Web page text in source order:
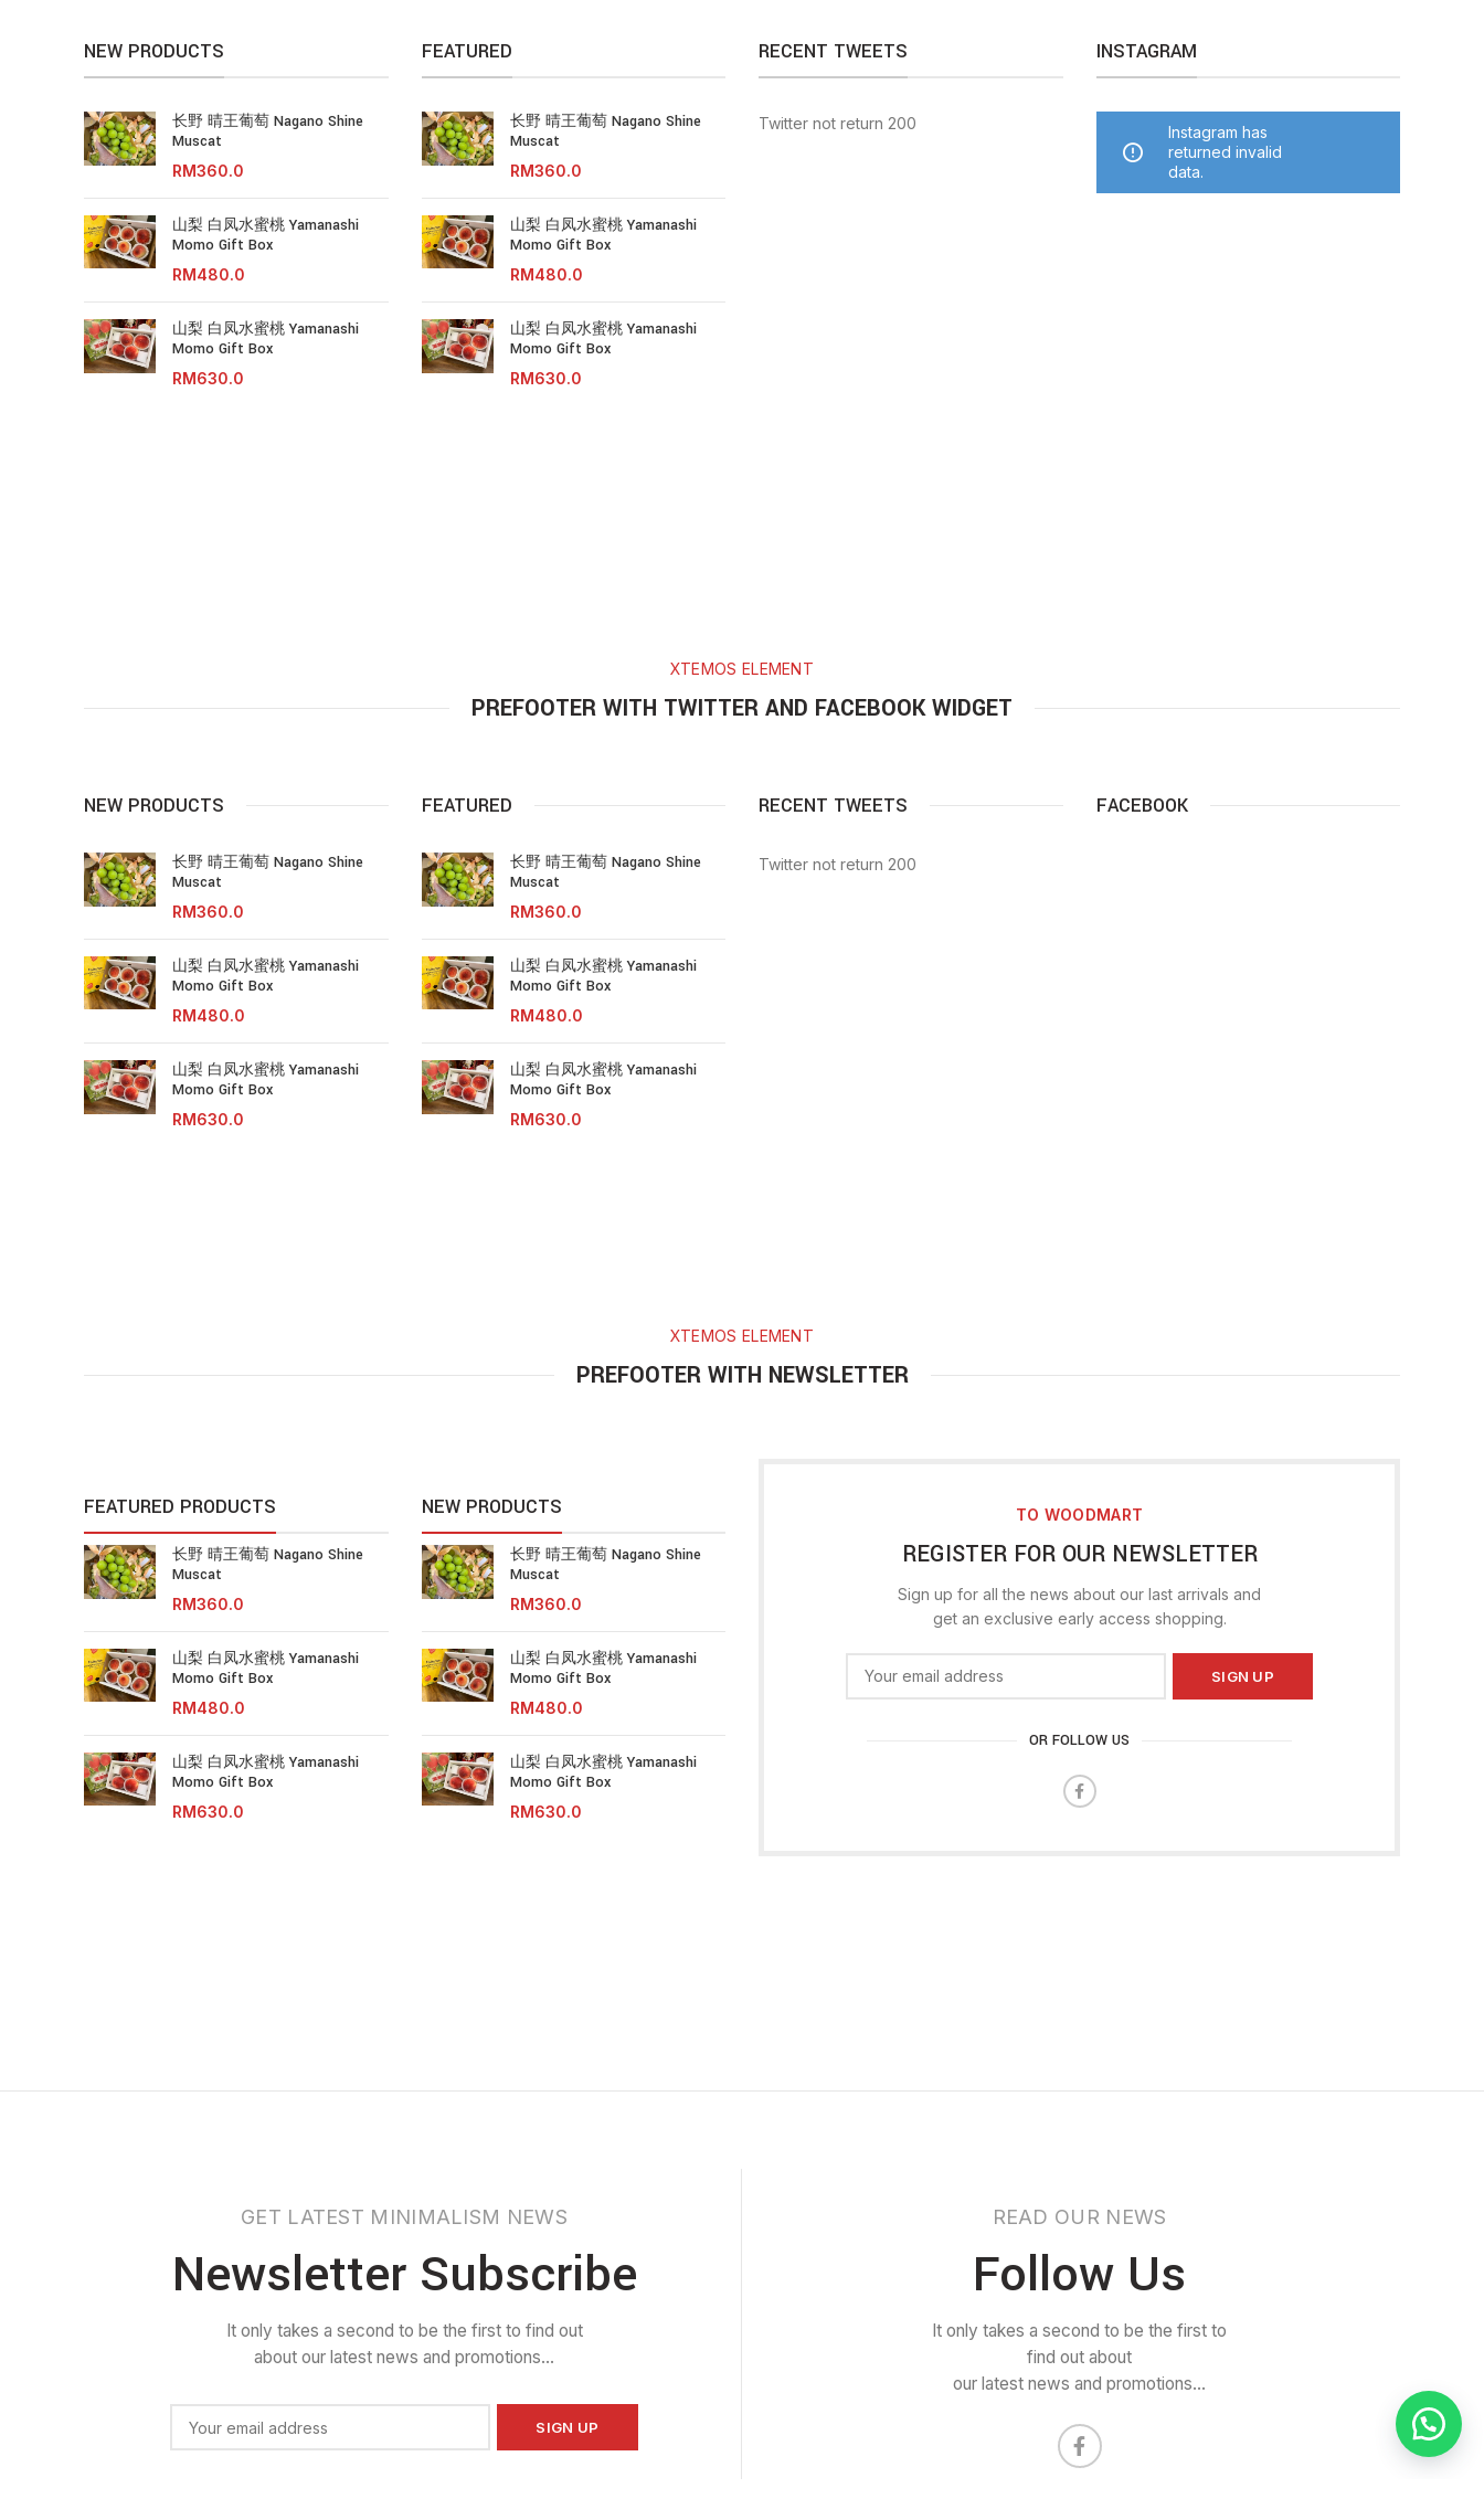
NEW PRODUCTS
长野 晴王葡萄 Nagano Shine
Muscat
RM
山梨 白凤水蜜桃 Yamanashi
Momo Gift Box
RM
山梨 白凤水蜜桃 Yamanashi
Momo Gift Box
RM
FEATURED
长野 晴王葡萄 Nagano Shine
Muscat
RM
山梨 白凤水蜜桃 Yamanashi
Momo Gift Box
RM
山梨 白凤水蜜桃 Yamanashi
Momo Gift Box
RM
RECENT TWEETS
Twitter not return 200
INSTAGRAM
Instagram has
returned invalid
data.
XTEMOS ELEMENT
PREFOOTER WITH TWITTER AND FACEBOOK WIDGET
NEW PRODUCTS
长野 晴王葡萄 Nagano Shine
Muscat
RM
山梨 白凤水蜜桃 Yamanashi
Momo Gift Box
RM
山梨 白凤水蜜桃 Yamanashi
Momo Gift Box
RM
FEATURED
长野 晴王葡萄 Nagano Shine
Muscat
RM
山梨 白凤水蜜桃 Yamanashi
Momo Gift Box
RM
山梨 白凤水蜜桃 Yamanashi
Momo Gift Box
RM
RECENT TWEETS
Twitter not return 200
FACEBOOK
XTEMOS ELEMENT
PREFOOTER WITH NEWSLETTER
FEATURED PRODUCTS
长野 晴王葡萄 Nagano Shine
Muscat
RM
山梨 白凤水蜜桃 Yamanashi
Momo Gift Box
RM
山梨 白凤水蜜桃 Yamanashi
Momo Gift Box
RM
NEW PRODUCTS
长野 晴王葡萄 Nagano Shine
Muscat
RM
山梨 白凤水蜜桃 Yamanashi
Momo Gift Box
RM
山梨 白凤水蜜桃 Yamanashi
Momo Gift Box
RM
TO WOODMART
REGISTER FOR OUR NEWSLETTER
Sign up for all the news about our last arrivals and
get an exclusive early access shopping.
OR FOLLOW US
GET LATEST MINIMALISM NEWS
Newsletter Subscribe
It only takes a second to be the first to find out
about our latest news and promotions...
READ OUR NEWS
Follow Us
It only takes a second to be the first to
find out about
our latest news and promotions...